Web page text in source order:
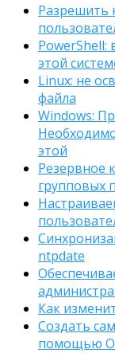
Разрешить
этой
Linux: не
файла
Windows:
этой
Резервное
групповых
ntpdate
Как
Создать
помощью